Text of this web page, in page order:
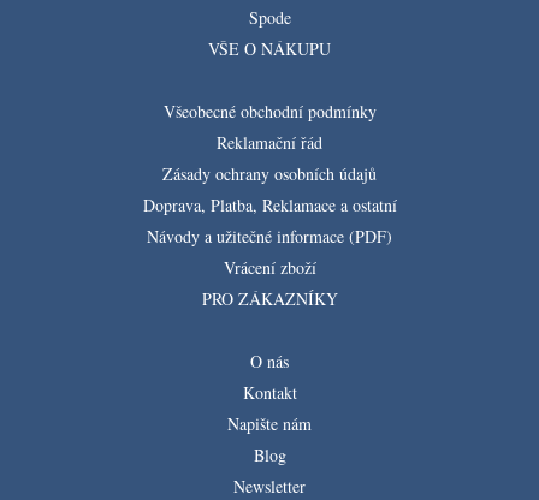
Spode
VŠE O NÁKUPU
Všeobecné obchodní podmínky
Reklamační řád
Zásady ochrany osobních údajů
Doprava, Platba, Reklamace a ostatní
Návody a užitečné informace (PDF)
Vrácení zboží
PRO ZÁKAZNÍKY
O nás
Kontakt
Napište nám
Blog
Newsletter